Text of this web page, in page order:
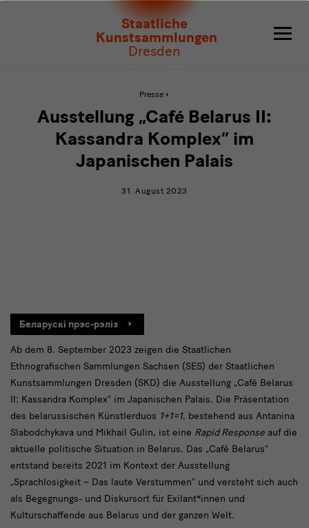
Staatliche
Kunstsammlungen
Dresden
Kassandra
Komplex“
Presse
„Café
II:
Kassandra
Komplex“
Palais
Ausstellung „Café Belarus II:
Kassandra Komplex“ im
Japanischen Palais
31. August 2023
Café
Belarus
Беларускі прэс-рэліз
Ab dem 8. September 2023 zeigen die Staatlichen
Ethnografischen Sammlungen Sachsen (SES) der Staatlichen
Kunstsammlungen Dresden (SKD) die Ausstellung „Café Belarus
II: Kassandra Komplex“ im Japanischen Palais. Die Präsentation
des belarussischen Künstlerduos 1+1=1, bestehend aus Antanina
Slabodchykava und Mikhail Gulin, ist eine Rapid Response auf die
aktuelle politische Situation in Belarus. Das „Café Belarus“
entstand bereits 2021 im Kontext der Ausstellung
„Sprachlosigkeit – Das laute Verstummen“ und versteht sich auch
als Begegnungs- und Diskursort für Exilant*innen und
Kulturschaffende aus Belarus und der ganzen Welt.